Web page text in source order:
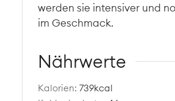
werden sie intensiver und
im Geschmack.
Nährwerte
Kalorien:739kcal